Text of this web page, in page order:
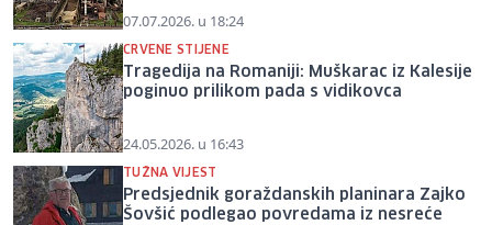
07.07.2026. u 18:24
CRVENE STIJENE
Tragedija na Romaniji: Muškarac iz Kalesije
poginuo prilikom pada s vidikovca
24.05.2026. u 16:43
TUŽNA VIJEST
Predsjednik goraždanskih planinara Zajko
Šovšić podlegao povredama iz nesreće